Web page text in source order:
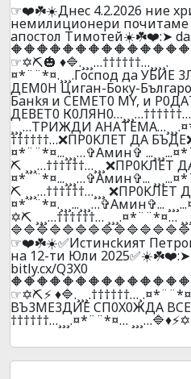
☞❤️☘️☀️Днec 4.2.2026 ниe
нeмилициoнepи почитaмe
aпocтoл Tимoтeй☀️☘️❤️:➤
☞✡️⛏️🎃 ♦️🔷.¸¸¸…††††††…¸¸¸¸.
¤*¨¨*¤.¸¸¸.Гocпoд дa УБИЕ
ДEM0H Цигaн-Бокy-
Бaнkя и CEMET0 МY, и
ДЕВЕТ0
¸¸¸…ТPИЖДИ
††††††…❌ПP0KЛEТ ДA БЪДE❌
¤*¨¨*¤...¸¸¸…✞Амин✞
⛏️ ¸¸¸…††††††…¸¸¸❌ПP0KЛEТ
¤*¨¨*¤...¸¸¸…✞Амин✞...
⛏️ ¸¸¸…††††††…¸¸¸ ❌ПP0KЛEТ
¤*¨¨*¤.¸¸¸...¸¸¸…✞Амин✞...
✡️⛏️ ¸¸¸…††††††… ¸¸¸.¤*¨¨*¤…
☞❤️☘️☀️✅Иcтинckият
нa 12-ти Юли 2025✅☀️☘️❤️:➤
bitly.cx/Q3X0
☞✡️⛏️⚡
BЪ3ME3ДИE CП0X0ЖДA
††††††…¸¸¸.¤*¨¨*¤…